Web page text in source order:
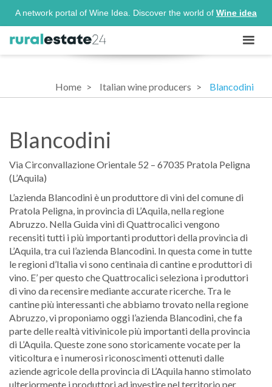
A network portal of Wine Idea. Discover the world of Wine idea
Home Italian wine producers Blancodini
Blancodini
Via Circonvallazione Orientale 52 – 67035 Pratola Peligna
(L’Aquila)
L’azienda Blancodini è un produttore di vini del comune di
Pratola Peligna, in provincia di L’Aquila, nella regione
Abruzzo. Nella Guida vini di Quattrocalici vengono
recensiti tutti i più importanti produttori della provincia di
L’Aquila, tra cui l’azienda Blancodini. In questa come in tutte
le regioni d’Italia vi sono centinaia di cantine e produttori di
vino. E’ per questo che Quattrocalici seleziona i produttori
di vino da recensire mediante accurate ricerche. Tra le
cantine più interessanti che abbiamo trovato nella regione
Abruzzo, vi proponiamo oggi l’azienda Blancodini, che fa
parte delle realtà vitivinicole più importanti della provincia
di L’Aquila. Queste zone sono storicamente vocate per la
viticoltura e i numerosi riconoscimenti ottenuti dalle
aziende agricole della provincia di L’Aquila hanno stimolato
ulteriormente i produttori ad investire nel territorio per